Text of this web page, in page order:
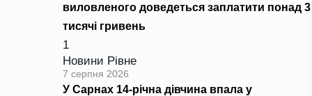
виловленого доведеться заплатити понад 3
тисячі гривень
1
Новини Рівне
7 серпня 2026
У Сарнах 14-річна дівчина впала у